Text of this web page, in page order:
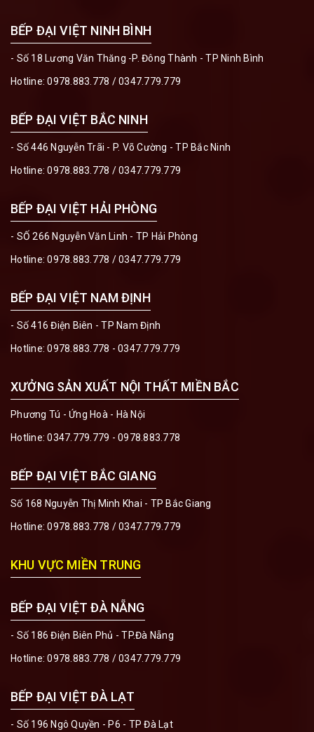
BẾP ĐẠI VIỆT NINH BÌNH
- Số 18 Lương Văn Thăng -P. Đông Thành - TP Ninh Bình
Hotline:0978.883.778 /0347.779.779
BẾP ĐẠI VIỆT BẮC NINH
- Số 446 Nguyễn Trãi - P. Võ Cường - TP Bắc Ninh
Hotline:0978.883.778 /0347.779.779
BẾP ĐẠI VIỆT HẢI PHÒNG
- SỐ 266 Nguyễn Văn Linh - TP Hải Phòng
Hotline:0978.883.778 /0347.779.779
BẾP ĐẠI VIỆT NAM ĐỊNH
- Số 416 Điện Biên - TP Nam Định
Hotline:0978.883.778 - 0347.779.779
XƯỞNG SẢN XUẤT NỘI THẤT MIỀN BẮC
Phương Tú - Ứng Hoà - Hà Nội
Hotline:0347.779.779 - 0978.883.778
BẾP ĐẠI VIỆT BẮC GIANG
Số 168 Nguyễn Thị Minh Khai - TP Bắc Giang
Hotline:0978.883.778 /0347.779.779
KHU VỰC MIỀN TRUNG
BẾP ĐẠI VIỆT ĐÀ NẴNG
- Số 186 Điện Biên Phủ - TP.Đà Nẵng
Hotline:0978.883.778 /0347.779.779
BẾP ĐẠI VIỆT ĐÀ LẠT
- Số 196 Ngô Quyền - P6 - TP Đà Lạt